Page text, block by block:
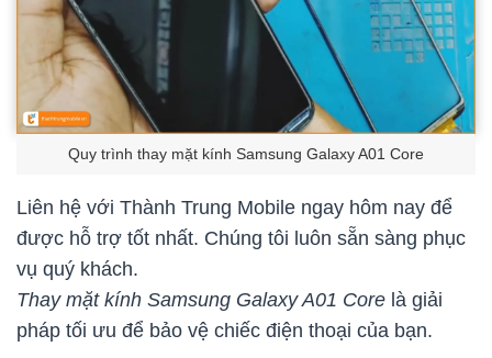
Quy trình thay mặt kính Samsung Galaxy A01 Core
Liên hệ với Thành Trung Mobile ngay hôm nay để
được hỗ trợ tốt nhất. Chúng tôi luôn sẵn sàng phục
vụ quý khách.
Thay mặt kính Samsung Galaxy A01 Core là giải
pháp tối ưu để bảo vệ chiếc điện thoại của bạn.